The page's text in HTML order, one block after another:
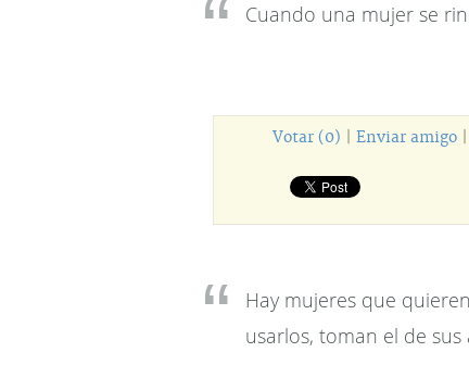
Cuando una mujer se
Votar (0) Enviar amigo
Hay mujeres que
usarlos, toman el de sus